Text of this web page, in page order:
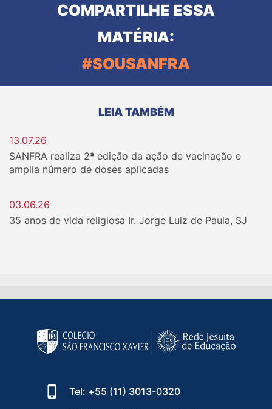
COMPARTILHE ESSA
MATÉRIA:
#SOUSANFRA
LEIA TAMBÉM
13.07.26
SANFRA realiza 2ª edição da ação de vacinação e
amplia número de doses aplicadas
03.06.26
35 anos de vida religiosa Ir. Jorge Luiz de Paula, SJ
Tel: +55 (11) 3013-0320